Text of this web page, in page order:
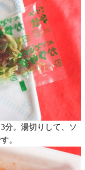
分。湯切りして、ソ
。